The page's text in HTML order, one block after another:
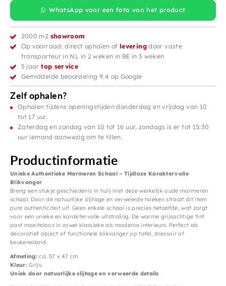
WhatsApp voor een foto van het product
2000 m2 showroom
Op voorraad: direct ophalen ofleveringdoor vaste
transporteur in NL in 2 weken in BE in 3 weken
5 jaartop service
Gemiddelde beoordeling 9.4 op Google
Zelf ophalen?
Ophalen tijdens openingstijden donderdag en vrijdag van 10
tot 17 uur.
Zaterdag en zondag van 10 tot 16 uur, zondags is er tot 15:30
uur iemand aanwezig om te tillen.
Productinformatie
Unieke Authentieke Marmeren Schaal – Tijdloze Karaktervolle
Blikvanger
Breng een stukje geschiedenis in huis met deze werkelijk oude marmeren
schaal. Door de natuurlijke slijtage en verweerde hoeken straalt dit item
pure authenticiteit uit. Geen enkele schaal is precies hetzelfde, wat zorgt
voor een unieke en karaktervolle uitstraling. De warme grijsachtige tint
past moeiteloos in zowel klassieke als moderne interieurs. Perfect als
decoratief object of functionele blikvanger op tafel, dressoir of
keukeneiland.
Afmeting:ca. 57 x 47 cm
Kleur:Grijs
Uniek door natuurlijke slijtage en verweerde details